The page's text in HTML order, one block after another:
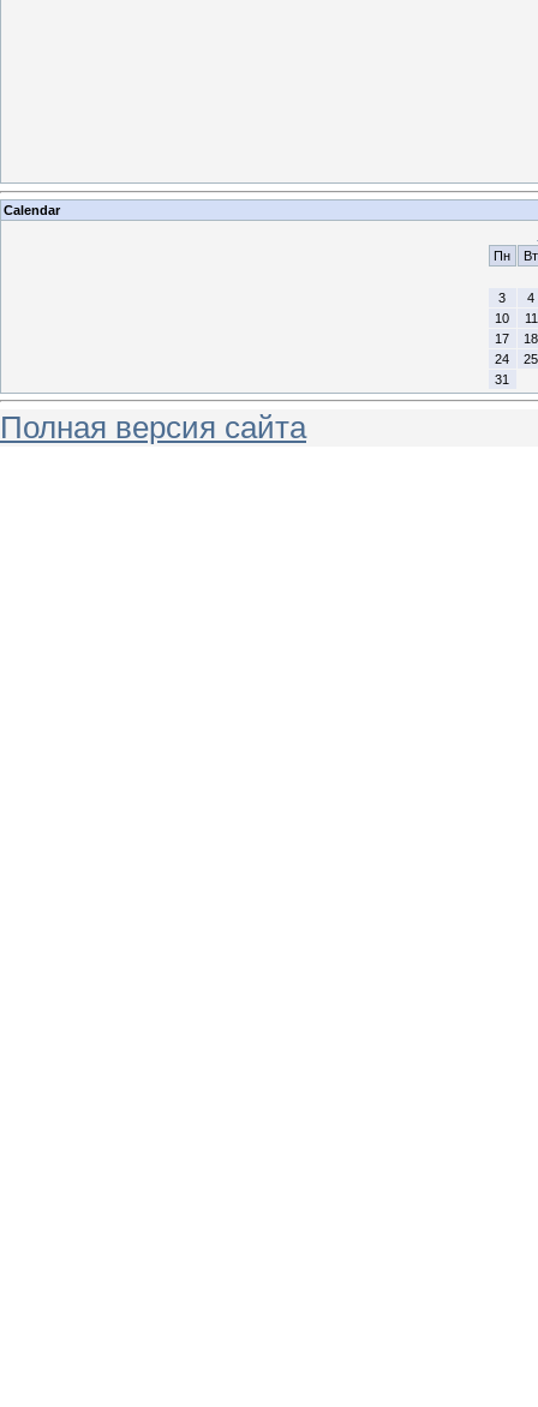
Calendar
Пн
Вт
3
4
10
11
17
18
24
25
31
Полная версия сайта